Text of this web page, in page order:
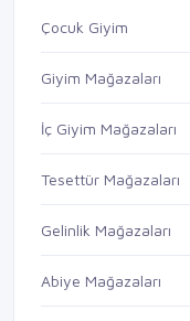
Çocuk Giyim
Giyim Mağazaları
İç Giyim Mağazaları
Tesettür Mağazaları
Gelinlik Mağazaları
Abiye Mağazaları